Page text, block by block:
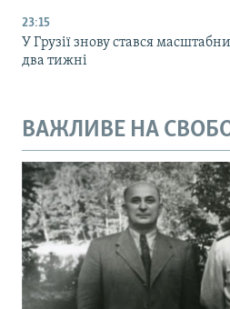
23:15
У Грузії знову стався
два тижні
ВАЖЛИВЕ НА